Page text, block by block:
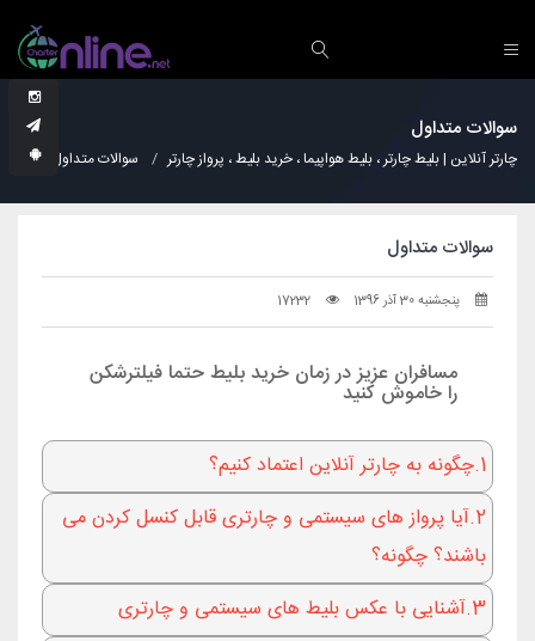
سوالات متداول
چارتر آنلاین | بلیط چارتر ، بلیط هواپیما ، خرید بلیط ، پرواز چارتر سوالات متداول
سوالات متداول
پنجشنبه 30 آذر 1396 17232
مسافران عزیز در زمان خرید بلیط حتما فیلترشکن
را خاموش کنید
1.چگونه به چارتر آنلاین اعتماد کنیم؟
2.آیا پرواز های سیستمی و چارتری قابل کنسل کردن می
باشند؟ چگونه؟
3.آشنایی با عکس بلیط های سیستمی و چارتری